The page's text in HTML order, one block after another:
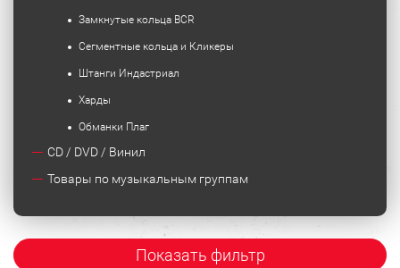
Замкнутые кольца BCR
Сегментные кольца и Кликеры
Штанги Индастриал
Харды
Обманки Плаг
CD / DVD / Винил
Товары по музыкальным группам
Показать фильтр